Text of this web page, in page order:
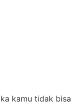
kamu tidak